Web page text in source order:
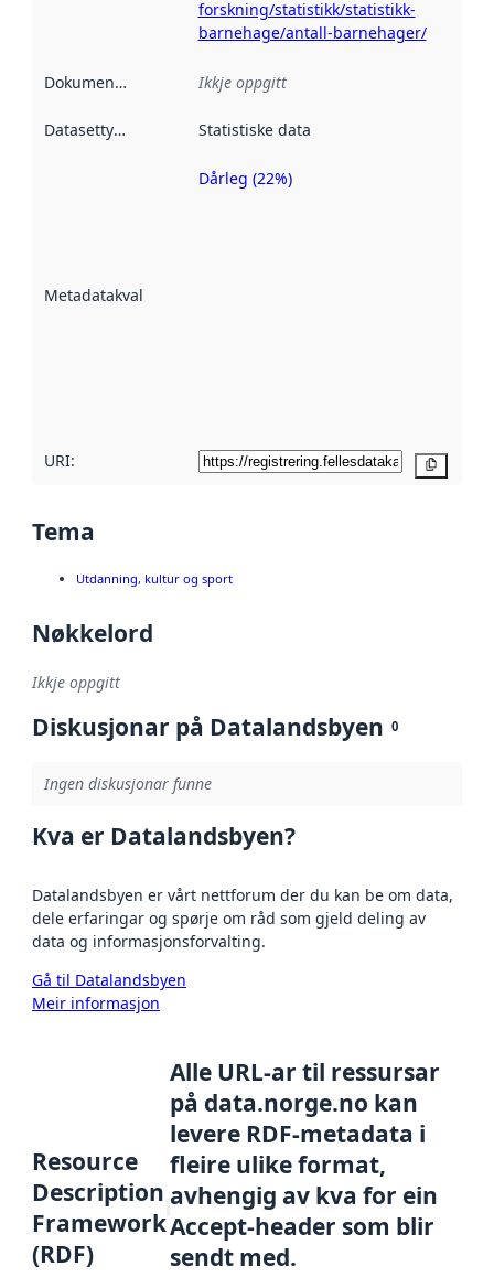
forskning/statistikk/statistikk-
barnehage/antall-barnehager/
Dokumentasjon Ikkje oppgitt
Datasettype Statistiske data
Metadatakvalitet
Metadatakvalitet
Dårleg (22%)
URI:
Tema
Utdanning, kultur og sport
Nøkkelord
Ikkje oppgitt
Diskusjonar på Datalandsbyen 0
Ingen diskusjonar funne
Kva er Datalandsbyen?
Datalandsbyen er vårt nettforum der du kan be om data,
dele erfaringar og spørje om råd som gjeld deling av
data og informasjonsforvalting.
Gå til Datalandsbyen
Meir informasjon
Resource
Description
Framework
(RDF)
Alle URL-ar til ressursar
på data.norge.no kan
levere RDF-metadata i
fleire ulike format,
avhengig av kva for ein
Accept-header som blir
sendt med.